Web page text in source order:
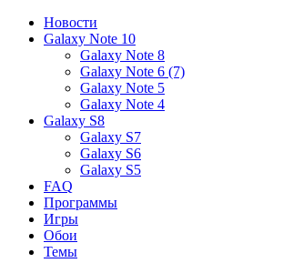
Новости
Galaxy Note 10
Galaxy Note 8
Galaxy Note 6 (7)
Galaxy Note 5
Galaxy Note 4
Galaxy S8
Galaxy S7
Galaxy S6
Galaxy S5
FAQ
Программы
Игры
Обои
Темы